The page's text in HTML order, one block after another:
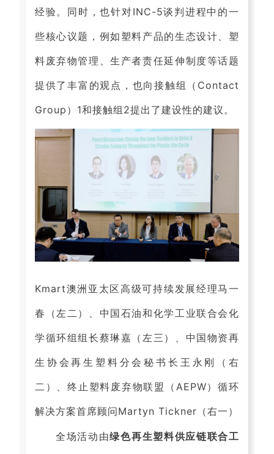
经验。同时，也针对INC-5谈判进程中的一
些核心议题，例如塑料产品的生态设计、塑
料废弃物管理、生产者责任延伸制度等话题
提供了丰富的观点，也向接触组（Contact
Group）1和接触组2提出了建设性的建议。
Kmart澳洲亚太区高级可持续发展经理马一
春（左二）、中国石油和化学工业联合会化
学循环组组长蔡琳嘉（左三）、中国物资再
生协会再生塑料分会秘书长王永刚（右
二）、终止塑料废弃物联盟（AEPW）循环
解决方案首席顾问Martyn Tickner（右一）
全场活动由绿色再生塑料供应链联合工